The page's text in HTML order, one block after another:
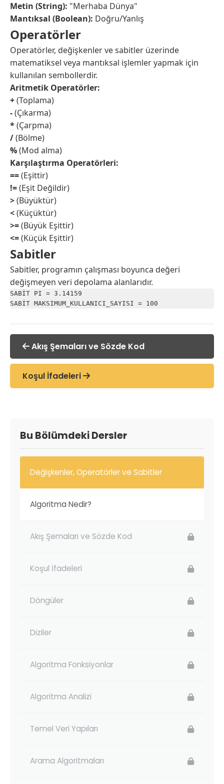
Metin (String): "Merhaba Dünya"
Mantıksal (Boolean): Doğru/Yanlış
Operatörler
Operatörler, değişkenler ve sabitler üzerinde
matematiksel veya mantıksal işlemler yapmak için
kullanılan sembollerdir.
Aritmetik Operatörler:
+(Toplama)
-(Çıkarma)
*(Çarpma)
/(Bölme)
%(Mod alma)
Karşılaştırma Operatörleri:
==(Eşittir)
!=(Eşit Değildir)
>(Büyüktür)
<(Küçüktür)
>=(Büyük Eşittir)
<=(Küçük Eşittir)
Sabitler
Sabitler, programın çalışması boyunca değeri
değişmeyen veri depolama alanlarıdır.
SABİT PI = 3.14159
SABİT MAKSIMUM_KULLANICI_SAYISI = 100
Akış Şemaları ve Sözde Kod
Koşul İfadeleri
Bu Bölümdeki Dersler
Değişkenler, Operatörler ve Sabitler
Algoritma Nedir?
Akış Şemaları ve Sözde Kod
Koşul İfadeleri
Döngüler
Diziler
Algoritma Fonksiyonlar
Algoritma Analizi
Temel Veri Yapıları
Arama Algoritmaları